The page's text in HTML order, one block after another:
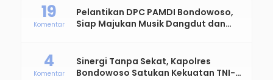
Pelantikan DPC PAMDI Bondowoso,
Siap Majukan Musik Dangdut dan
19
Komentar
Sinergi Tanpa Sekat, Kapolres
Bondowoso Satukan Kekuatan TNI-
4
Komentar